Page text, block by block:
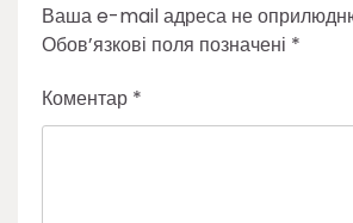
Ваша e-mail адреса не
Обов’язкові поля позначені *
Коментар *